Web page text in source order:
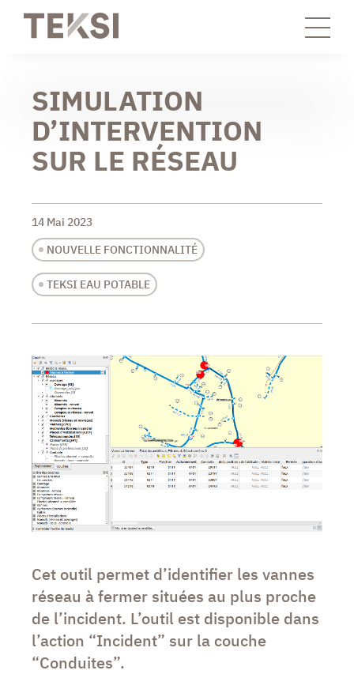
SIMULATION
D’INTERVENTION
SUR LE RÉSEAU
14 Mai 2023
NOUVELLE FONCTIONNALITÉ
TEKSI EAU POTABLE
Cet outil permet d’identifier les vannes
réseau à fermer situées au plus proche
de l’incident. L’outil est disponible dans
l’action “Incident” sur la couche
“Conduites”.